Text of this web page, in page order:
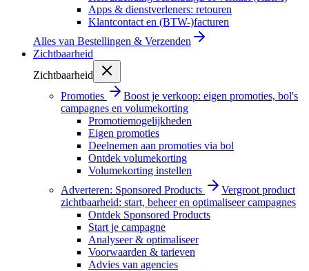
Apps & dienstverleners: retouren
Klantcontact en (BTW-)facturen
Alles van Bestellingen & Verzenden
Zichtbaarheid
Zichtbaarheid
Promoties
Boost je verkoop: eigen promoties, bol's
campagnes en volumekorting
Promotiemogelijkheden
Eigen promoties
Deelnemen aan promoties via bol
Ontdek volumekorting
Volumekorting instellen
Adverteren: Sponsored Products
Vergroot product
zichtbaarheid: start, beheer en optimaliseer campagnes
Ontdek Sponsored Products
Start je campagne
Analyseer & optimaliseer
Voorwaarden & tarieven
Advies van agencies